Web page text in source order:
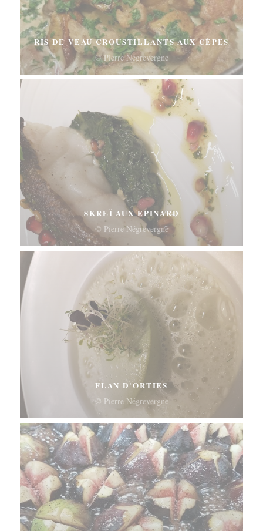
RIS DE VEAU CROUSTILLANTS AUX CÈPES
© Pierre Négrevergne
SKREÏ AUX EPINARD
© Pierre Négrevergne
FLAN D'ORTIES
© Pierre Négrevergne